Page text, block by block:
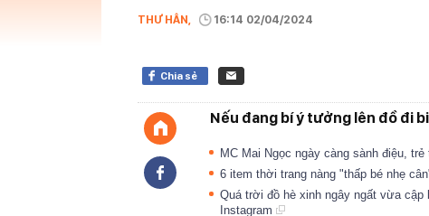
THƯ HÂN, 16:14 02/04/2024
Chia sẻ
Nếu đang bí ý tưởng lên đồ đi
MC Mai Ngọc ngày càng sành điệu,
6 item thời trang nàng "thấp bé nhẹ
Quá trời đồ hè xinh ngây ngất vừa cập
Instagram